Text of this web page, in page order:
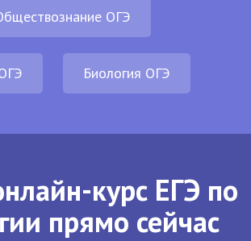
ОГЭ
Биология ОГЭ
курс ЕГЭ по
прямо сейчас